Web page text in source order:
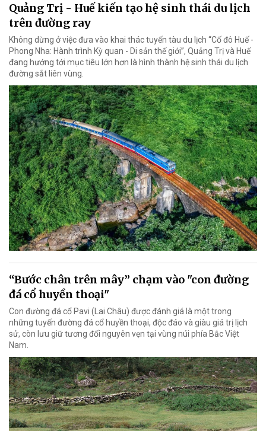
Quảng Trị - Huế kiến tạo hệ sinh thái du lịch
trên đường ray
Không dừng ở việc đưa vào khai thác tuyến tàu du lịch “Cố đô Huế -
Phong Nha: Hành trình Kỳ quan - Di sản thế giới”, Quảng Trị và Huế
đang hướng tới mục tiêu lớn hơn là hình thành hệ sinh thái du lịch
đường sắt liên vùng.
“Bước chân trên mây” chạm vào "con đường
đá cổ huyền thoại"
Con đường đá cổ Pavi (Lai Châu) được đánh giá là một trong
những tuyến đường đá cổ huyền thoại, độc đáo và giàu giá trị lịch
sử, còn lưu giữ tương đối nguyên vẹn tại vùng núi phía Bắc Việt
Nam.